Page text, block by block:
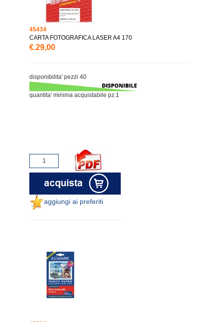
45434
CARTA FOTOGRAFICA LASER A4 170
€.29,00
disponibilita' pezzi 40
quantita' minima acquistabile pz.1
aggiungi ai preferiti